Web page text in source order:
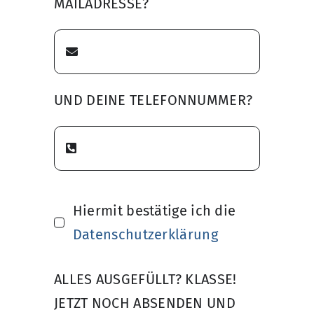
UND DEINE TELEFONNUMMER?
Hiermit bestätige ich die
Datenschutzerklärung
ALLES AUSGEFÜLLT? KLASSE!
JETZT NOCH ABSENDEN UND